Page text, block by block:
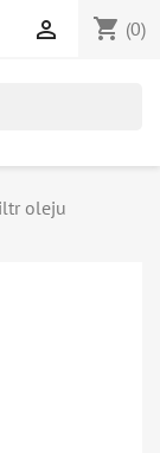
shopping_cart (0)

oleju